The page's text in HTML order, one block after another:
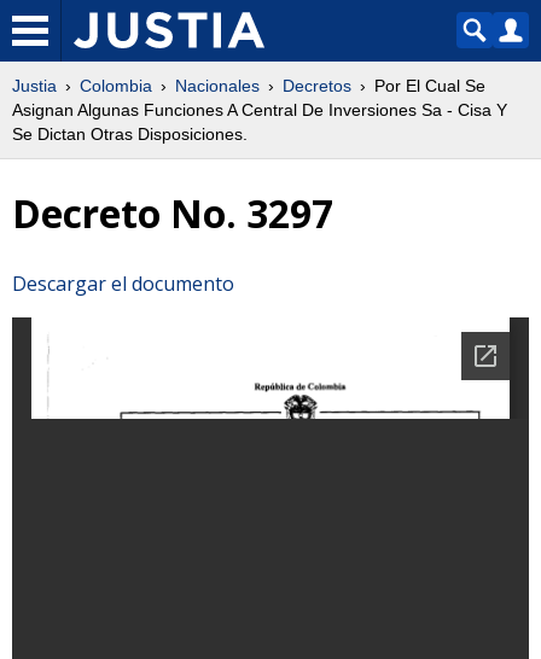
Justia Colombia Nacionales Decretos
Por El Cual Se
Asignan Algunas Funciones A Central De Inversiones Sa - Cisa Y
Se Dictan Otras Disposiciones.
Decreto No. 3297
Descargar el documento